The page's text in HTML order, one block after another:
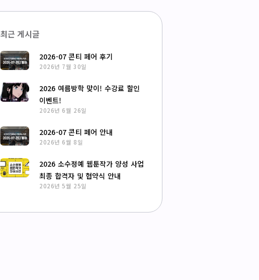
최근 게시글
2026-07 콘티 페어 후기
2026년 7월 30일
2026 여름방학 맞이! 수강료 할인
이벤트!
2026년 6월 26일
2026-07 콘티 페어 안내
2026년 6월 8일
2026 소수정예 웹툰작가 양성 사업
최종 합격자 및 협약식 안내
2026년 5월 25일